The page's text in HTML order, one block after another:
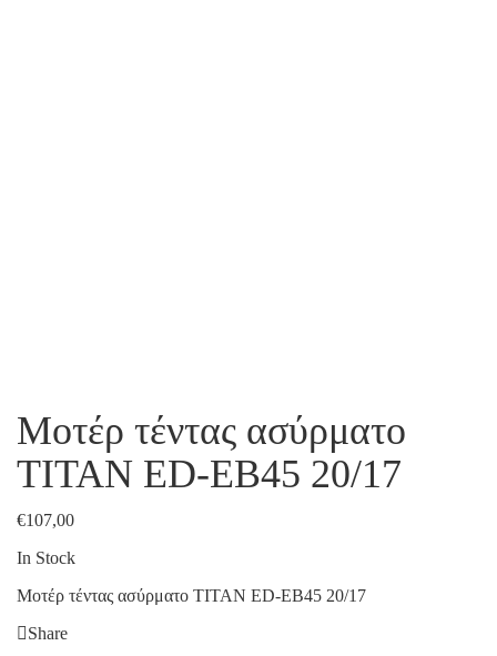
Μοτέρ τέντας ασύρματο
TITAN ED-ΕΒ45 20/17
€107,00
In Stock
Μοτέρ τέντας ασύρματο TITAN ED-ΕΒ45 20/17
Share